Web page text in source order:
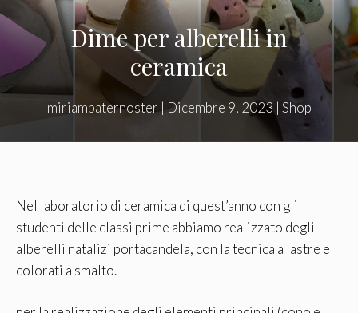
Dime per alberelli in
ceramica
miriampaternoster|Dicembre 9, 2023| Shop
Nel laboratorio di ceramica di quest’anno con gli
studenti delle classi prime abbiamo realizzato degli
alberelli natalizi portacandela, con la tecnica a lastre e
colorati a smalto.